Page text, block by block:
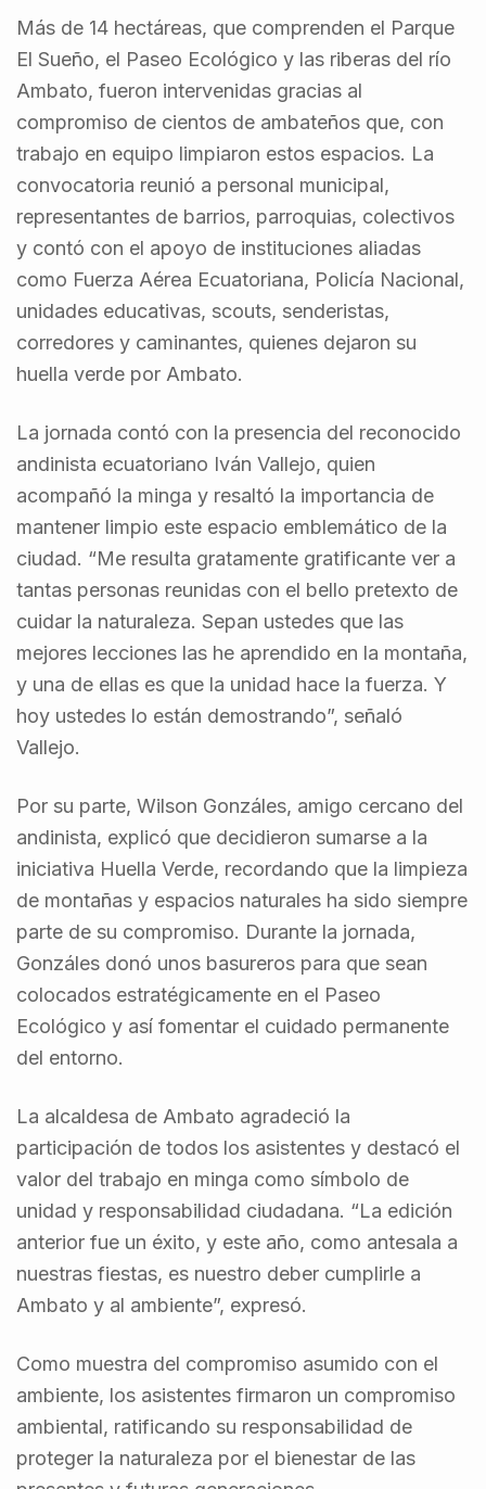
Más de 14 hectáreas, que comprenden el Parque
El Sueño, el Paseo Ecológico y las riberas del río
Ambato, fueron intervenidas gracias al
compromiso de cientos de ambateños que, con
trabajo en equipo limpiaron estos espacios. La
convocatoria reunió a personal municipal,
representantes de barrios, parroquias, colectivos
y contó con el apoyo de instituciones aliadas
como Fuerza Aérea Ecuatoriana, Policía Nacional,
unidades educativas, scouts, senderistas,
corredores y caminantes, quienes dejaron su
huella verde por Ambato.
La jornada contó con la presencia del reconocido
andinista ecuatoriano Iván Vallejo, quien
acompañó la minga y resaltó la importancia de
mantener limpio este espacio emblemático de la
ciudad. “Me resulta gratamente gratificante ver a
tantas personas reunidas con el bello pretexto de
cuidar la naturaleza. Sepan ustedes que las
mejores lecciones las he aprendido en la montaña,
y una de ellas es que la unidad hace la fuerza. Y
hoy ustedes lo están demostrando”, señaló
Vallejo.
Por su parte, Wilson Gonzáles, amigo cercano del
andinista, explicó que decidieron sumarse a la
iniciativa Huella Verde, recordando que la limpieza
de montañas y espacios naturales ha sido siempre
parte de su compromiso. Durante la jornada,
Gonzáles donó unos basureros para que sean
colocados estratégicamente en el Paseo
Ecológico y así fomentar el cuidado permanente
del entorno.
La alcaldesa de Ambato agradeció la
participación de todos los asistentes y destacó el
valor del trabajo en minga como símbolo de
unidad y responsabilidad ciudadana. “La edición
anterior fue un éxito, y este año, como antesala a
nuestras fiestas, es nuestro deber cumplirle a
Ambato y al ambiente”, expresó.
Como muestra del compromiso asumido con el
ambiente, los asistentes firmaron un compromiso
ambiental, ratificando su responsabilidad de
proteger la naturaleza por el bienestar de las